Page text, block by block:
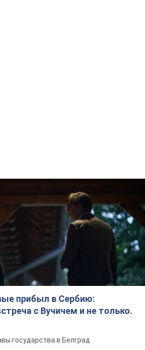
прибыл в Сербию:
с Вучичем и не только.
государства в Белград